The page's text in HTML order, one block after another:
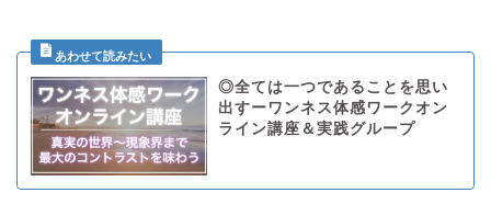
◎全ては一つであることを思い
出すーワンネス体感ワークオン
ライン講座＆実践グループ